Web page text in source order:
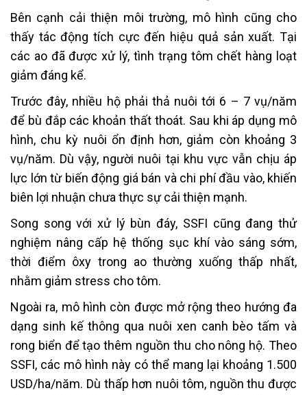
Bên cạnh cải thiện môi trường, mô hình cũng cho
thấy tác động tích cực đến hiệu quả sản xuất. Tại
các ao đã được xử lý, tình trạng tôm chết hàng loạt
giảm đáng kể.
Trước đây, nhiều hộ phải thả nuôi tới 6 – 7 vụ/năm
để bù đắp các khoản thất thoát. Sau khi áp dụng mô
hình, chu kỳ nuôi ổn định hơn, giảm còn khoảng 3
vụ/năm. Dù vậy, người nuôi tại khu vực vẫn chịu áp
lực lớn từ biến động giá bán và chi phí đầu vào, khiến
biên lợi nhuận chưa thực sự cải thiện mạnh.
Song song với xử lý bùn đáy, SSFI cũng đang thử
nghiệm nâng cấp hệ thống sục khí vào sáng sớm,
thời điểm ôxy trong ao thường xuống thấp nhất,
nhằm giảm stress cho tôm.
Ngoài ra, mô hình còn được mở rộng theo hướng đa
dạng sinh kế thông qua nuôi xen canh bèo tấm và
rong biển để tạo thêm nguồn thu cho nông hộ. Theo
SSFI, các mô hình này có thể mang lại khoảng 1.500
USD/ha/năm. Dù thấp hơn nuôi tôm, nguồn thu được